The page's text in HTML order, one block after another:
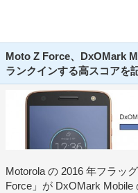
Moto Z Force、DxOMark
ランクインする高スコアを
Motorola の 2016 年フラッ
Force」が DxOMark Mobile